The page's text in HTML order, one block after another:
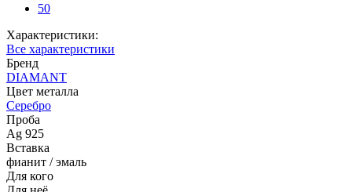
50
Характеристики:
Все характеристики
Бренд
DIAMANT
Цвет металла
Серебро
Проба
Ag 925
Вставка
фианит / эмаль
Для кого